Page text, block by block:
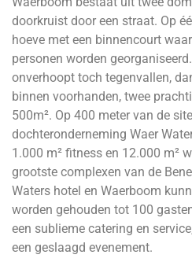
doorkruist door een straat. Op
hoeve met een binnencourt
personen worden
onverhoopt toch tegenvallen,
binnen voorhanden, twee
500m². Op 400 meter van de
dochteronderneming Waer
1.000 m² fitness en 12.000 m²
grootste complexen van de
Waters hotel en Waerboom
worden gehouden tot 100
een sublieme catering en
een geslaagd evenement.